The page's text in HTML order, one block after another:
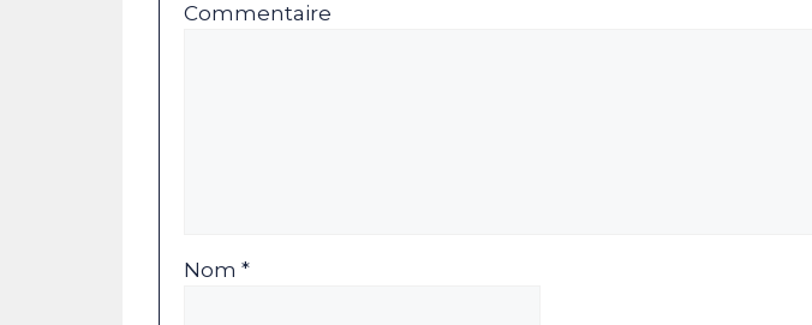
Commentaire
Nom *